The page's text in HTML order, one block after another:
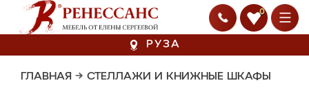
0
РУЗА
ГЛАВНАЯ → СТЕЛЛАЖИ И КНИЖНЫЕ ШКАФЫ